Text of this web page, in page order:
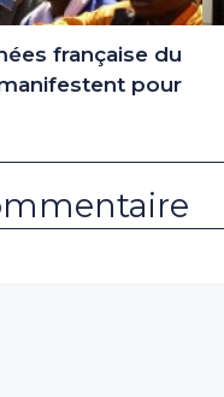
française du
pour